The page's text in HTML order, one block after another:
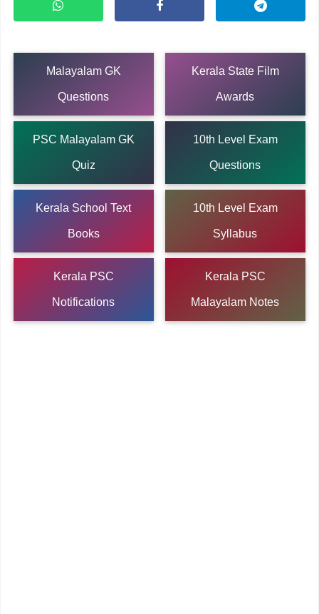
Malayalam GK
Questions
Kerala State Film
Awards
PSC Malayalam GK
Quiz
10th Level Exam
Questions
Kerala School Text
Books
10th Level Exam
Syllabus
Kerala PSC
Notifications
Kerala PSC
Malayalam Notes